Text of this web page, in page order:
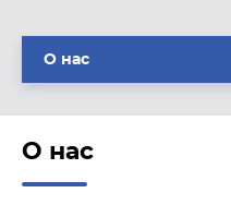
О нас
О нас